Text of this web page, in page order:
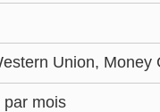
Union, Money
par mois